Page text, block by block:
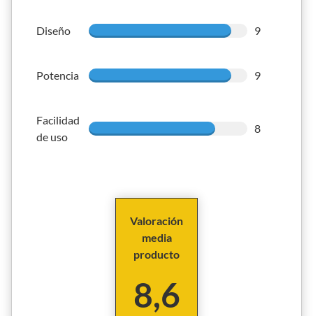
Diseño 9
Potencia 9
Facilidad
de uso
8
Valoración
media
producto
8,6